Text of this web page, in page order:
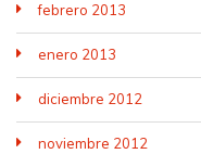
febrero 2013
enero 2013
diciembre 2012
noviembre 2012